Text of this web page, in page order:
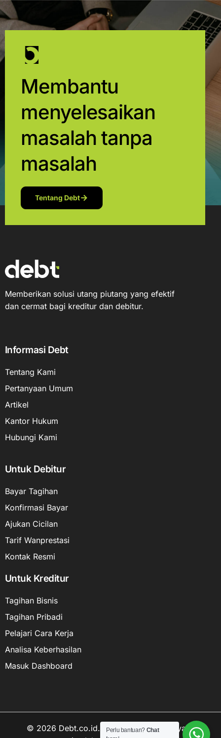
Membantu
menyelesaikan
masalah tanpa
masalah
Tentang Debt
Memberikan solusi utang piutang yang efektif
dan cermat bagi kreditur dan debitur.
Informasi Debt
Tentang Kami
Pertanyaan Umum
Artikel
Kantor Hukum
Hubungi Kami
Untuk Debitur
Bayar Tagihan
Konfirmasi Bayar
Ajukan Cicilan
Tarif Wanprestasi
Kontak Resmi
Untuk Kreditur
Tagihan Bisnis
Tagihan Pribadi
Pelajari Cara Kerja
Analisa Keberhasilan
Masuk Dashboard
© 2026 Debt.co.id. Hak cipta data kekayaan
Perlu bantuan? Chat